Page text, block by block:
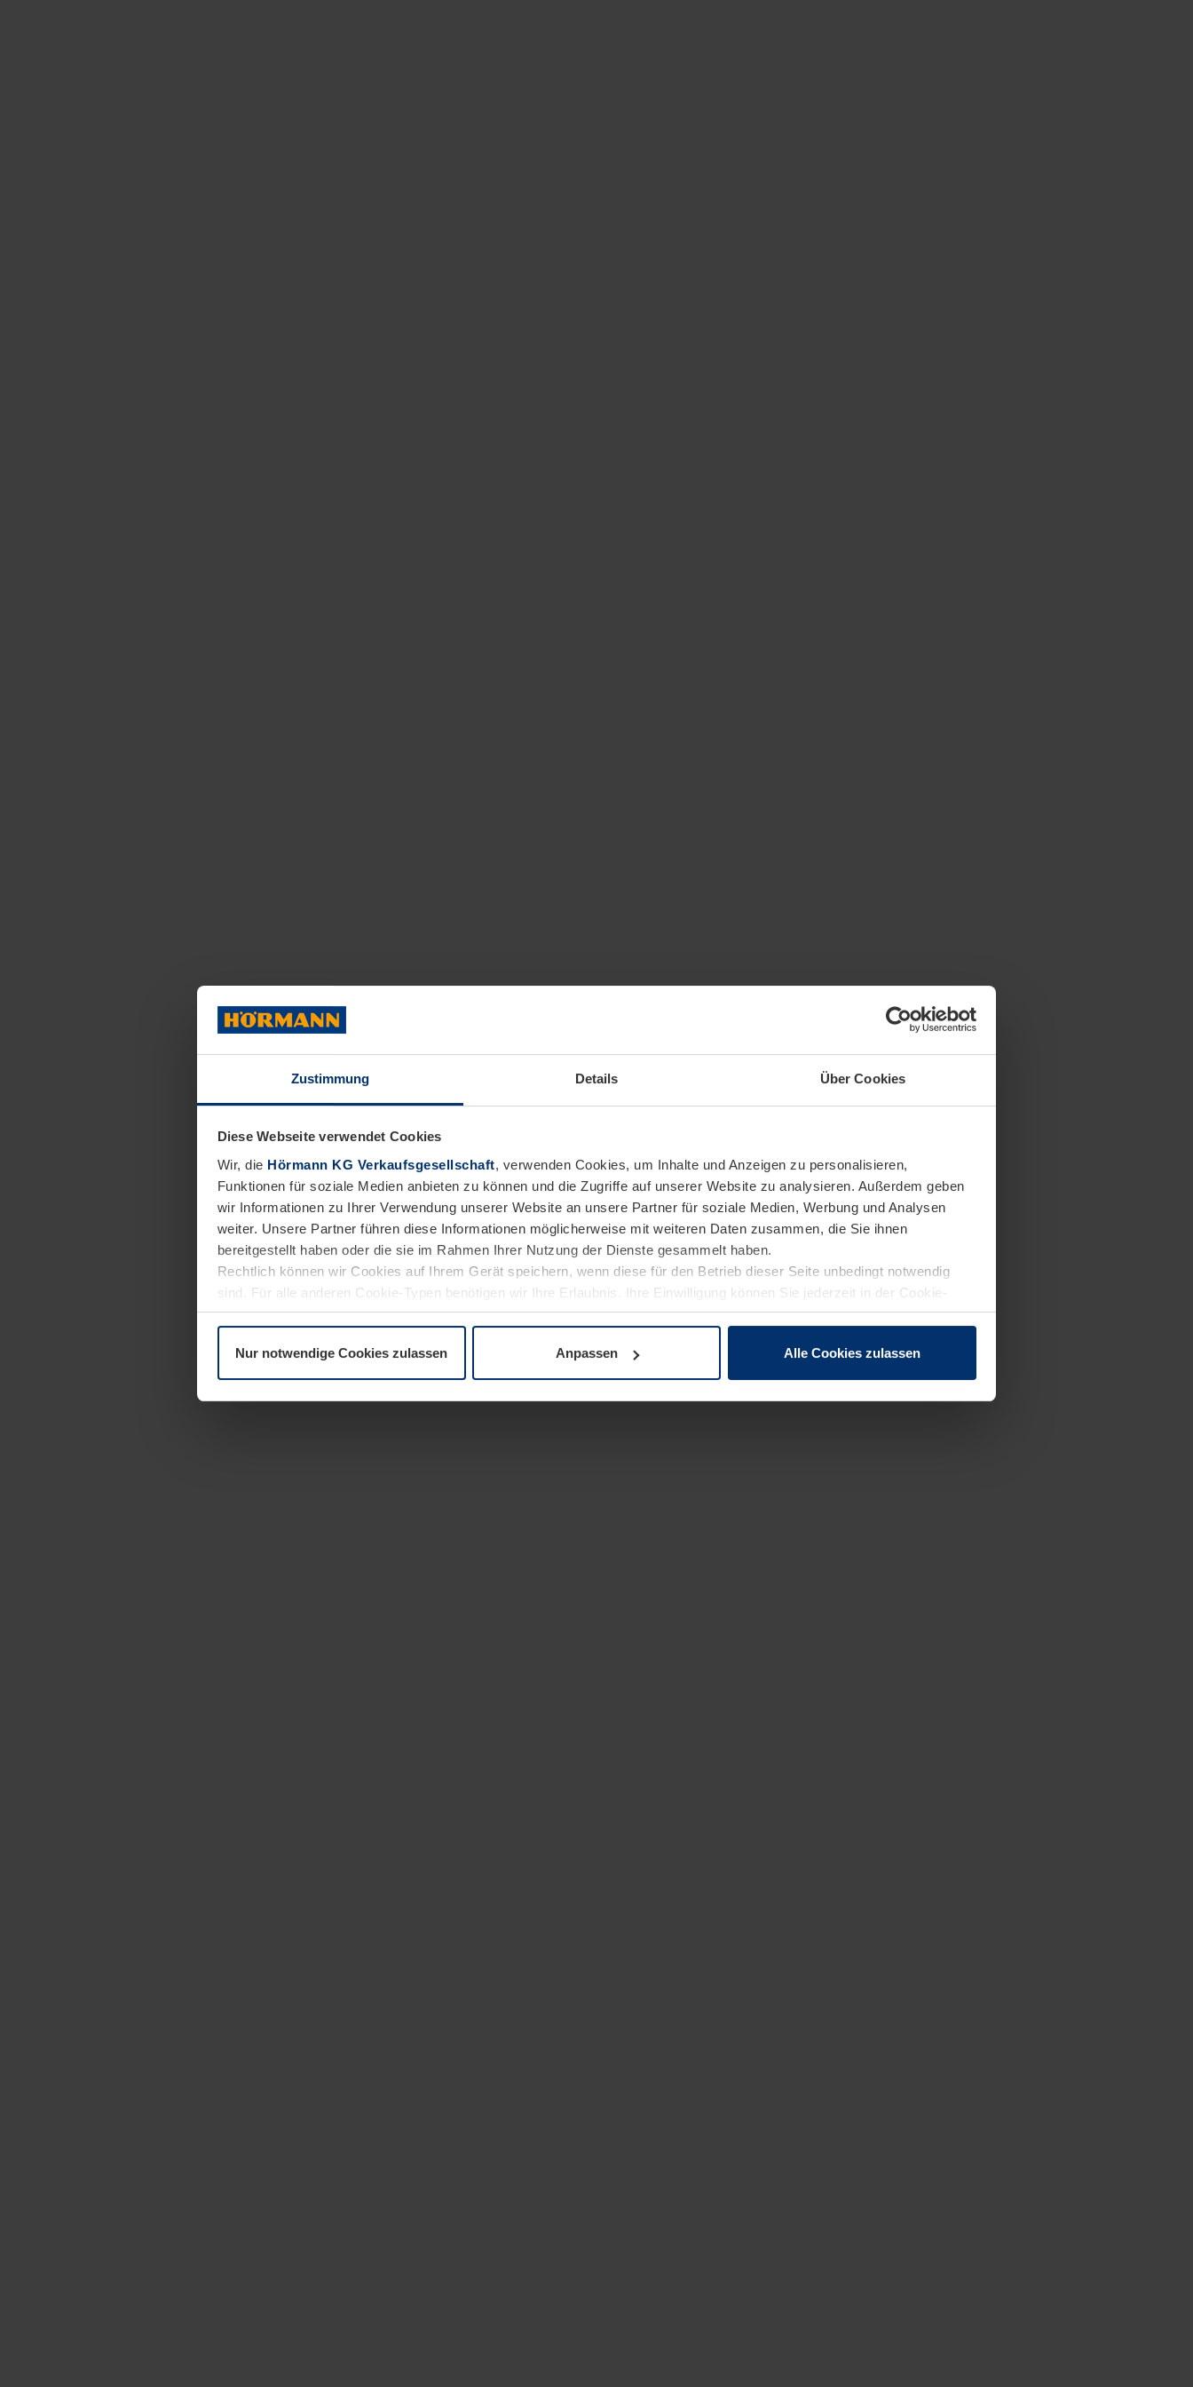
Zustimmung Details Über Cookies
Diese Webseite verwendet Cookies
Wir, die Hörmann KG Verkaufsgesellschaft, verwenden Cookies, um Inhalte und Anzeigen zu personalisieren,
Funktionen für soziale Medien anbieten zu können und die Zugriffe auf unserer Website zu analysieren. Außerdem geben
wir Informationen zu Ihrer Verwendung unserer Website an unsere Partner für soziale Medien, Werbung und Analysen
weiter. Unsere Partner führen diese Informationen möglicherweise mit weiteren Daten zusammen, die Sie ihnen
bereitgestellt haben oder die sie im Rahmen Ihrer Nutzung der Dienste gesammelt haben.
Rechtlich können wir Cookies auf Ihrem Gerät speichern, wenn diese für den Betrieb dieser Seite unbedingt notwendig
sind. Für alle anderen Cookie-Typen benötigen wir Ihre Erlaubnis. Ihre Einwilligung können Sie jederzeit in der Cookie-
Erläuterung auf der SeiteDatenschutzerklärungunserer Website ändern oder widerrufen.
Nur notwendige Cookies zulassen Anpassen Alle Cookies zulassen